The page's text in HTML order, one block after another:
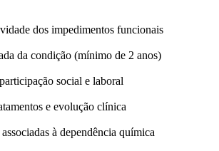
dos impedimentos funcionais
da condição (mínimo de 2 anos)
social e laboral
e evolução clínica
à dependência química